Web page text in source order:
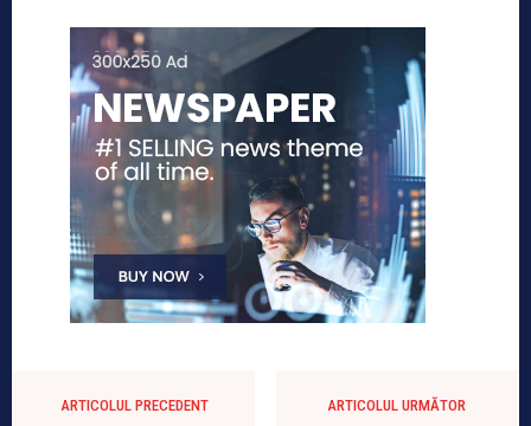
ARTICOLUL PRECEDENT ARTICOLUL URMĂTOR